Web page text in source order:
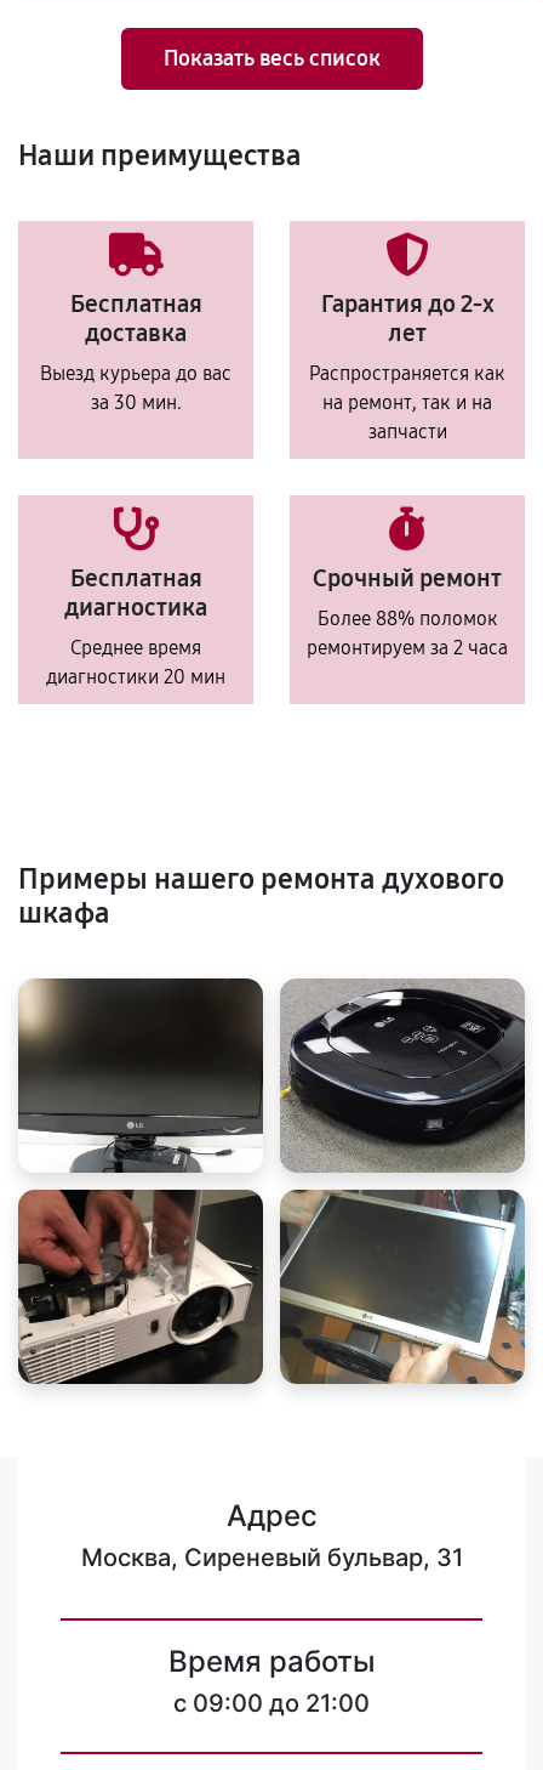
Показать весь список
Наши преимущества
Бесплатная
доставка
Выезд курьера до вас
за 30 мин.
Гарантия до 2-х
лет
Распространяется как
на ремонт, так и на
запчасти
Бесплатная
диагностика
Среднее время
диагностики 20 мин
Срочный ремонт
Более 88% поломок
ремонтируем за 2 часа
Примеры нашего ремонта духового
шкафа
Адрес
Москва, Сиреневый бульвар, 31
Время работы
c 09:00 до 21:00